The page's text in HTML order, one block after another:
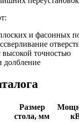
и фасонных
высокой точностью
долбление
Размер
стола, мм